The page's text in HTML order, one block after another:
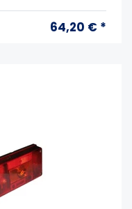
64,20 € *